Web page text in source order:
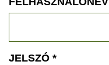
GEOPARKOK
JELSZÓ *